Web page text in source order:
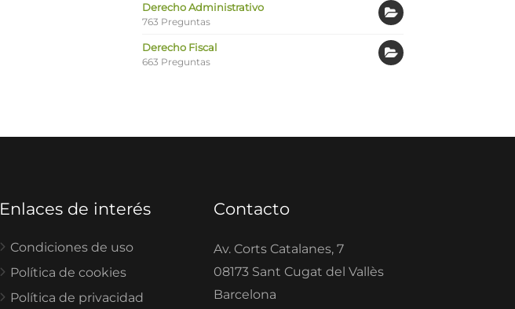
Derecho Administrativo
763 Preguntas
Derecho Fiscal
663 Preguntas
Enlaces de interés
Condiciones de uso
Política de cookies
Política de privacidad
Contacto
Av. Corts Catalanes, 7
08173 Sant Cugat del Vallès
Barcelona